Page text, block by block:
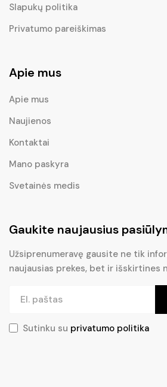
Slapukų politika
Privatumo pareiškimas
Apie mus
Apie mus
Naujienos
Kontaktai
Mano paskyra
Svetainės medis
Gaukite naujausius
Užsiprenumeravę gausite ne tik
naujausias prekes, bet ir išskirtines
Sutinku su privatumo politika